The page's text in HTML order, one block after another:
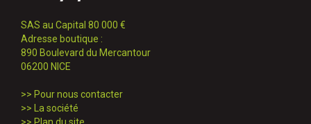
SAS au Capital 80 000 €
Adresse boutique :
890 Boulevard du Mercantour
06200 NICE
>> Pour nous contacter
>>
La société
>> Plan du site